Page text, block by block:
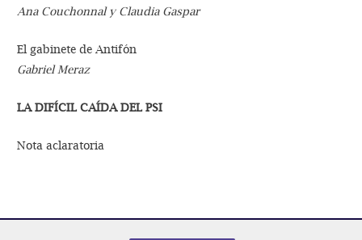
Ana Couchonnal y Claudia Gaspar
El gabinete de Antifón
Gabriel Meraz
LA DIFÍCIL CAÍDA DEL PSI
Nota aclaratoria